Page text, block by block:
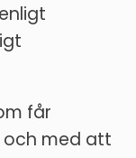
får
och med att